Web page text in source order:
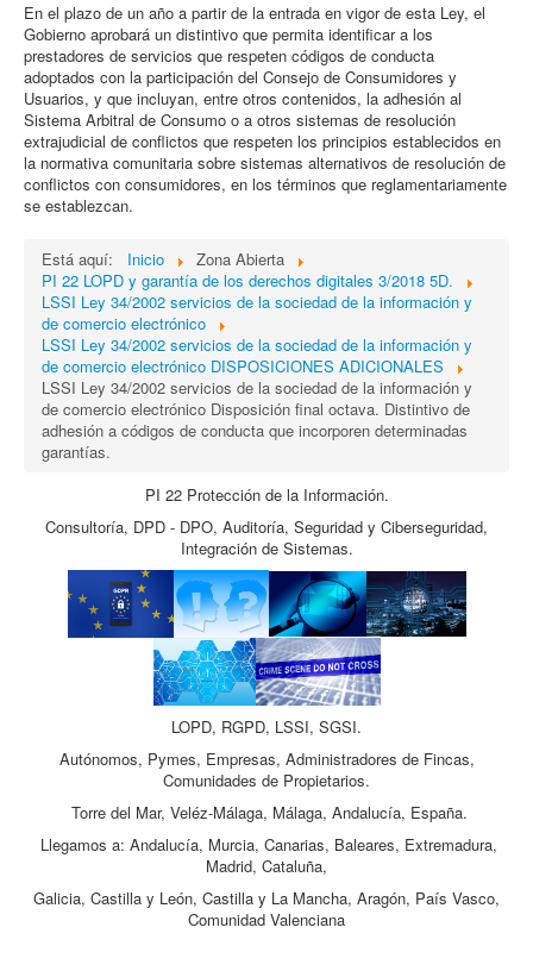
En el plazo de un año a partir de la entrada en vigor de esta Ley, el
Gobierno aprobará un distintivo que permita identificar a los
prestadores de servicios que respeten códigos de conducta
adoptados con la participación del Consejo de Consumidores y
Usuarios, y que incluyan, entre otros contenidos, la adhesión al
Sistema Arbitral de Consumo o a otros sistemas de resolución
extrajudicial de conflictos que respeten los principios establecidos en
la normativa comunitaria sobre sistemas alternativos de resolución de
conflictos con consumidores, en los términos que reglamentariamente
se establezcan.
Está aquí: Inicio
Zona Abierta
PI 22 LOPD y garantía de los derechos digitales 3/2018 5D.
LSSI Ley 34/2002 servicios de la sociedad de la información y
de comercio electrónico
LSSI Ley 34/2002 servicios de la sociedad de la información y
de comercio electrónico DISPOSICIONES ADICIONALES
LSSI Ley 34/2002 servicios de la sociedad de la información y
de comercio electrónico Disposición final octava. Distintivo de
adhesión a códigos de conducta que incorporen determinadas
garantías.
PI 22 Protección de la Información.
Consultoría, DPD - DPO, Auditoría, Seguridad y Ciberseguridad,
Integración de Sistemas.
LOPD, RGPD, LSSI, SGSI.
Autónomos, Pymes, Empresas, Administradores de Fincas,
Comunidades de Propietarios.
Torre del Mar, Veléz-Málaga, Málaga, Andalucía, España.
Llegamos a: Andalucía, Murcia, Canarias, Baleares, Extremadura,
Madrid, Cataluña,
Galicia, Castilla y León, Castilla y La Mancha, Aragón, País Vasco,
Comunidad Valenciana